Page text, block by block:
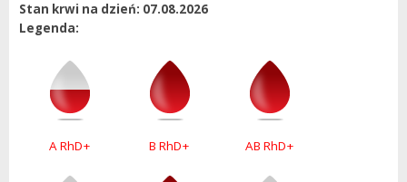
Stan krwi na dzień: 07.08.2026
Legenda:
A RhD+ B RhD+ AB RhD+